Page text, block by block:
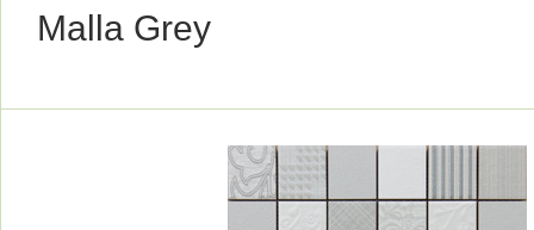
Malla Grey